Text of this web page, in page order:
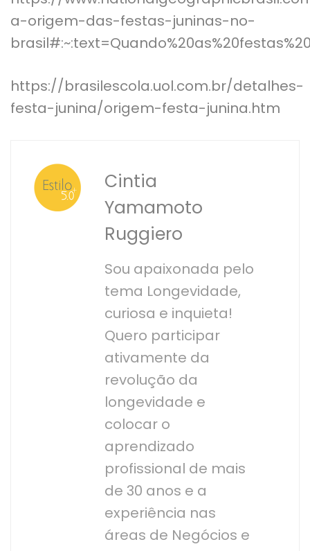
a-origem-das-festas-juninas-no-
https://brasilescola.uol.com.br/detalhes-
festa-junina/origem-festa-junina.htm
Cintia
Yamamoto
Ruggiero
Sou apaixonada pelo
tema Longevidade,
curiosa e inquieta!
Quero participar
ativamente da
revolução da
longevidade e
colocar o
aprendizado
profissional de mais
de 30 anos e a
experiência nas
áreas de Negócios e